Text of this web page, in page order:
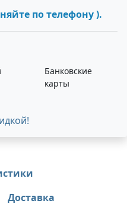
по телефону ).
Банковские
карты
Доставка